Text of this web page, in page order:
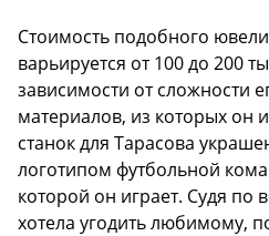
Стоимость подобного
варьируется от 100 до 200
зависимости от сложности
материалов, из которых он
станок для Тарасова
логотипом футбольной
которой он играет. Судя по
хотела угодить любимому,